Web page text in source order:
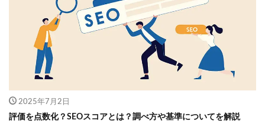
2025年7月2日
評価を点数化？SEOスコアとは？調べ方や基準についてを解説